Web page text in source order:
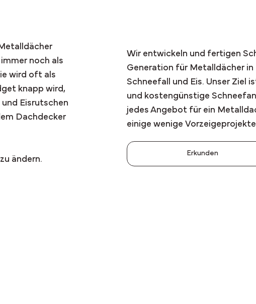
noch als
wird oft als
knapp wird,
Eisrutschen
Dachdecker
ändern.
Wir entwickeln und fertigen
Generation für Metalldächer
Schneefall und Eis. Unser Ziel
und kostengünstige
jedes Angebot für ein
einige wenige
Erkunden